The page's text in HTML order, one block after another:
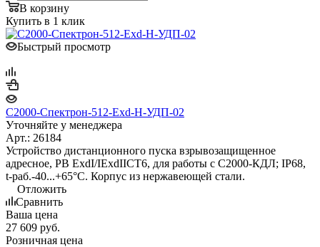
В корзину
Купить в 1 клик
Быстрый просмотр
С2000-Спектрон-512-Exd-Н-УДП-02
Уточняйте у менеджера
Арт.: 26184
Устройство дистанционного пуска взрывозащищенное
адресное, PB ExdI/IExdIICT6, для работы с С2000-КДЛ; IP68,
t-раб.-40...+65°С. Корпус из нержавеющей стали.
Отложить
Сравнить
Ваша цена
27 609 руб.
Розничная цена